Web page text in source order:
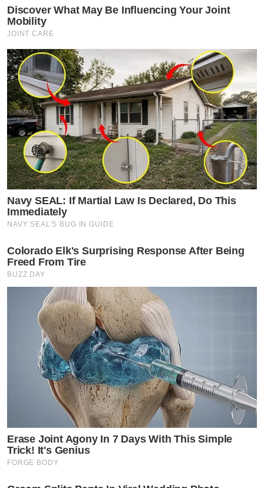
Discover What May Be Influencing Your Joint
Mobility
JOINT CARE
Navy SEAL: If Martial Law Is Declared, Do This
Immediately
NAVY SEAL'S BUG IN GUIDE
Colorado Elk's Surprising Response After Being
Freed From Tire
BUZZ DAY
Erase Joint Agony In 7 Days With This Simple
Trick! It's Genius
FORGE BODY